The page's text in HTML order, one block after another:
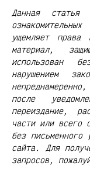
Данная статья
ущемляет права
материал,
использован
нарушением
после
переиздание,
части или всего
без письменного
сайта. Для
запросов,